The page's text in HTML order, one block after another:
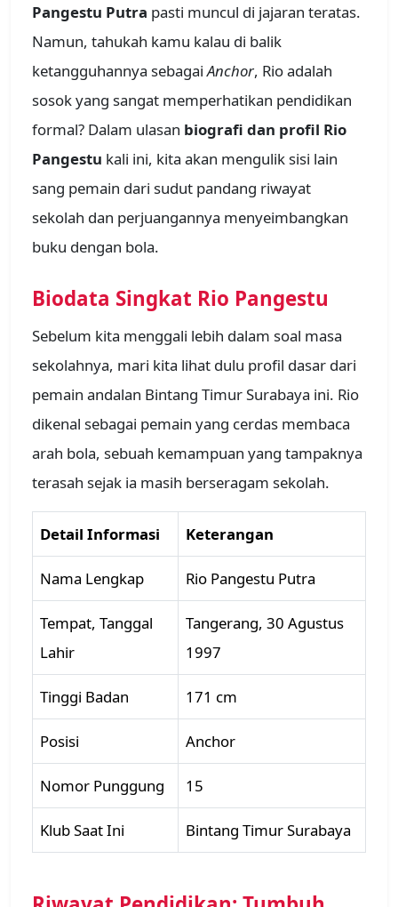
Pangestu Putra pasti muncul di jajaran teratas.
Namun, tahukah kamu kalau di balik
ketangguhannya sebagaiAnchor, Rio adalah
sosok yang sangat memperhatikan pendidikan
formal? Dalam ulasan biografi dan profil Rio
Pangestu kali ini, kita akan mengulik sisi lain
sang pemain dari sudut pandang riwayat
sekolah dan perjuangannya menyeimbangkan
buku dengan bola.
Biodata Singkat Rio Pangestu
Sebelum kita menggali lebih dalam soal masa
sekolahnya, mari kita lihat dulu profil dasar dari
pemain andalan Bintang Timur Surabaya ini. Rio
dikenal sebagai pemain yang cerdas membaca
arah bola, sebuah kemampuan yang tampaknya
terasah sejak ia masih berseragam sekolah.
Detail Informasi Keterangan
Nama Lengkap Rio Pangestu Putra
Tempat, Tanggal
Lahir
Tangerang, 30 Agustus
1997
Tinggi Badan 171 cm
Posisi Anchor
Nomor Punggung 15
Klub Saat Ini Bintang Timur Surabaya